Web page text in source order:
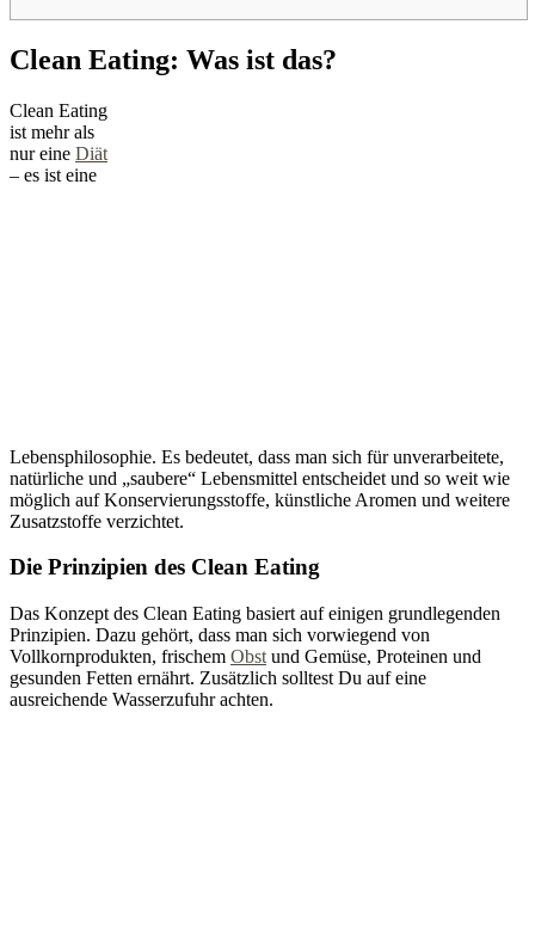
Clean Eating: Was ist das?
Clean Eating
ist mehr als
nur eine Diät
– es ist eine
Lebensphilosophie. Es bedeutet, dass man sich für unverarbeitete,
natürliche und „saubere“ Lebensmittel entscheidet und so weit wie
möglich auf Konservierungsstoffe, künstliche Aromen und weitere
Zusatzstoffe verzichtet.
Die Prinzipien des Clean Eating
Das Konzept des Clean Eating basiert auf einigen grundlegenden
Prinzipien. Dazu gehört, dass man sich vorwiegend von
Vollkornprodukten, frischem Obst und Gemüse, Proteinen und
gesunden Fetten ernährt. Zusätzlich solltest Du auf eine
ausreichende Wasserzufuhr achten.